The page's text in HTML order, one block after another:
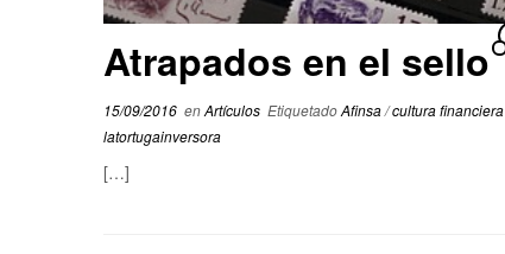
Atrapados en el sello
15/09/2016 enArtículos EtiquetadoAfinsa/cultura financiera
latortugainversora
[…]